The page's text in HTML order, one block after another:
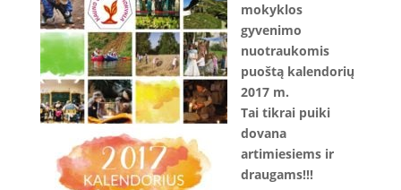
mokyklos
gyvenimo
nuotraukomis
puoštą kalendorių
2017 m.
Tai tikrai puiki
dovana
artimiesiems ir
draugams!!!